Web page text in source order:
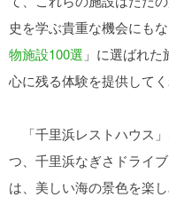
史を学ぶ貴重な機会にも
物施設100選 」に選ばれた
心に残る体験を提供してく
「千里浜レストハウス
つ、千里浜なぎさドライ
は、美しい海の景色を楽